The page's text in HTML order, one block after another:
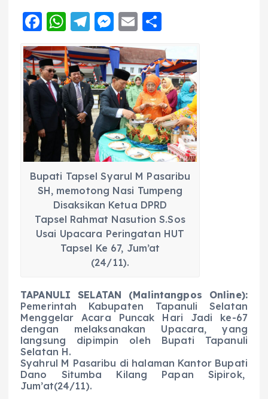
F
a
c
e
b
o
k
W
h
a
ts
A
p
p
T
el
e
g
r
a
m
M
e
ss
e
n
g
er
E
ai
l
a
re
Bupati Tapsel Syarul M Pasaribu
SH, memotong Nasi Tumpeng
Disaksikan Ketua DPRD
Tapsel Rahmat Nasution S.Sos
Usai Upacara Peringatan HUT
Tapsel Ke 67, Jum’at
(24/11).
TAPANULI SELATAN (Malintangpos Online):
Pemerintah Kabupaten Tapanuli Selatan
Menggelar Acara Puncak Hari Jadi ke-67
dengan melaksanakan Upacara, yang
langsung dipimpin oleh Bupati Tapanuli
Selatan H.
Syahrul M Pasaribu di halaman Kantor Bupati
Dano Situmba Kilang Papan Sipirok,
Jum’at(24/11).